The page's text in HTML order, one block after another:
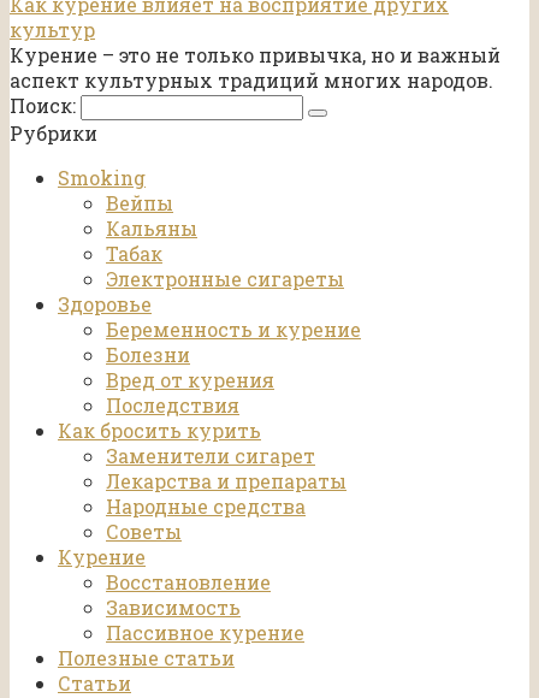
культур
Курение – это не только привычка, но и важный
аспект культурных традиций многих народов.
Поиск:
Рубрики
Smoking
Вейпы
Кальяны
Табак
Электронные сигареты
Здоровье
Беременность и курение
Болезни
Вред от курения
Последствия
Как бросить курить
Заменители сигарет
Лекарства и препараты
Народные средства
Советы
Курение
Восстановление
Зависимость
Пассивное курение
Полезные статьи
Статьи